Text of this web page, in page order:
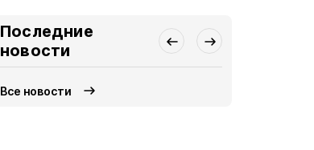
Последние
новости
Все новости